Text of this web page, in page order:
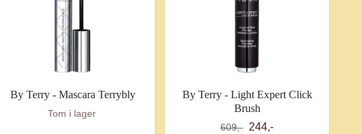
By Terry - Mascara Terrybly
Tom i lager
By Terry - Light Expert Click
Brush
609,- 244,-